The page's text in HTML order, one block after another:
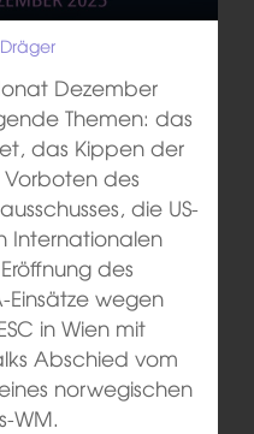
Dezember
Themen: das
das Kippen der
des
die US-
Internationalen
des
Einsätze wegen
in Wien mit
Abschied vom
norwegischen
WM.